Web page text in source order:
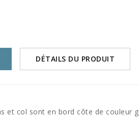
DÉTAILS DU PRODUIT
et col sont en bord côte de couleur